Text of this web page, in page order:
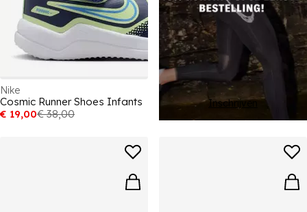
Nike
Cosmic Runner Shoes Infants
€ 19,00€ 38,00
Inschrijven